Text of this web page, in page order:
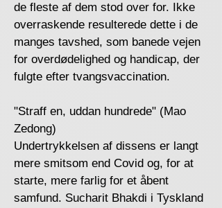
de fleste af dem stod over for. Ikke
overraskende resulterede dette i de
manges tavshed, som banede vejen
for overdødelighed og handicap, der
fulgte efter tvangsvaccination.
"Straff en, uddan hundrede" (Mao
Zedong)
Undertrykkelsen af ​​dissens er langt
mere smitsom end Covid og, for at
starte, mere farlig for et åbent
samfund. Sucharit Bhakdi i Tyskland